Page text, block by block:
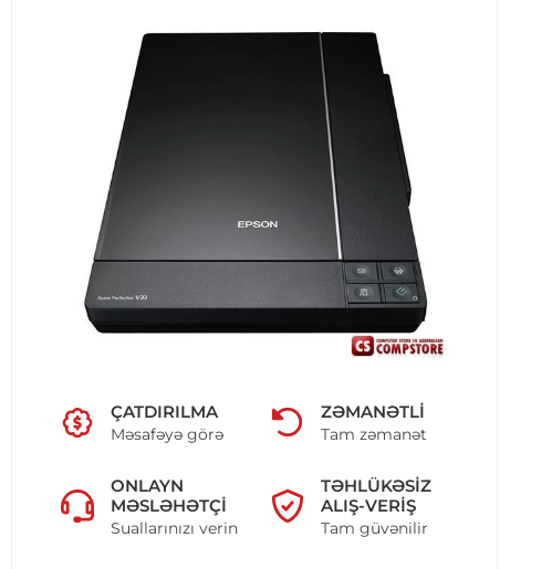
ÇATDIRILMA
Məsafəyə görə
ZƏMANƏTLI
Tam zəmanət
ONLAYN
MƏSLƏHƏTÇI
Suallarınızı verin
TƏHLÜKƏSIZ
ALIŞ-VERIŞ
Tam güvənilir